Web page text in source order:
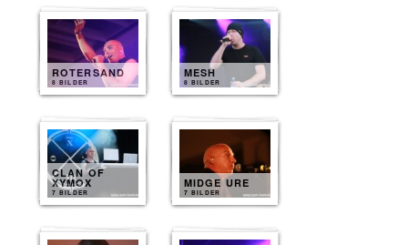
ROTERSAND
8 BILDER
MESH
8 BILDER
CLAN OF
XYMOX
7 BILDER
MIDGE URE
7 BILDER